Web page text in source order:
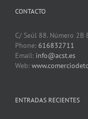
CONTACTO
C/ Seúl 88. Número 2B
Phone: 616832711
Email: info@acst.es
Web:
ENTRADAS RECIENTES